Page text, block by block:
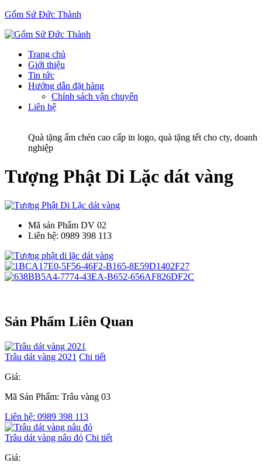
Gốm Sứ Đức Thành
Trang chủ
Giới thiệu
Tin tức
Hướng dẫn đặt hàng
Chính sách vận chuyển
Liên hệ
Quà tặng ấm chén cao cấp in logo, quà tặng tết cho cty, doanh
nghiệp
Tượng Phật Di Lặc dát vàng
Mã sản Phẩm DV 02
Liên hệ: 0989 398 113
Sản Phẩm Liên Quan
Trâu dát vàng 2021 Chi tiết
Giá:
Mã Sản Phẩm: Trâu vàng 03
Liên hệ: 0989 398 113
Trâu dát vàng nâu đỏ Chi tiết
Giá: